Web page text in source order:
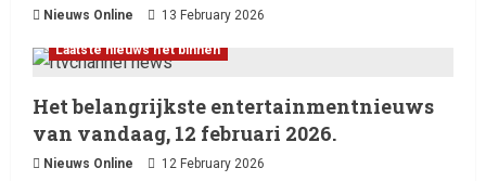
Nieuws Online 13 February 2026
Laatste nieuws net binnen
Het belangrijkste entertainmentnieuws
van vandaag, 12 februari 2026.
Nieuws Online 12 February 2026